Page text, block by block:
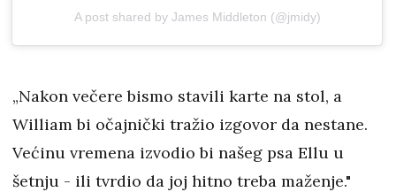
A post shared by James Middleton (@jmidy)
„Nakon večere bismo stavili karte na stol, a
William bi očajnički tražio izgovor da nestane.
Većinu vremena izvodio bi našeg psa Ellu u
šetnju - ili tvrdio da joj hitno treba maženje."